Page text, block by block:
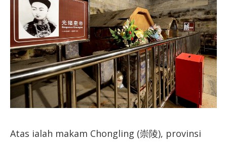
Atas ialah makam Chongling (崇陵), provinsi